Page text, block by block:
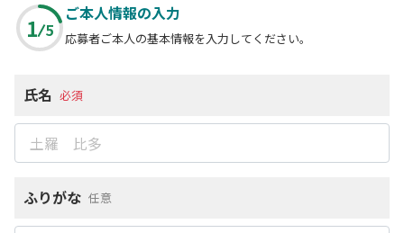
1 5
ご本人情報の入力
応募者ご本人の基本情報を入力してください。
氏名 必須
ふりがな 任意